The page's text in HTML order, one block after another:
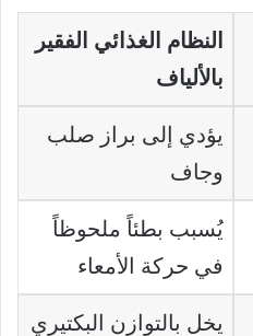
النظام الغذائي الفقير
بالألياف
يؤدي إلى براز صلب
وجاف
يُسبب بطئاً ملحوظاً
في حركة الأمعاء
يخل بالتوازن البكتيري